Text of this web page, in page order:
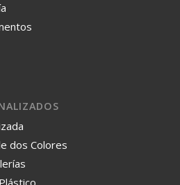
dos Colores